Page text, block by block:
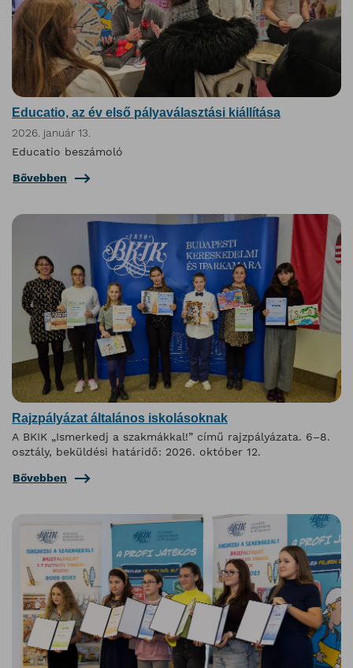
Educatio, az év első pályaválasztási kiállítása
2026. január 13.
Educatio beszámoló
Bővebben
Rajzpályázat általános iskolásoknak
A BKIK „Ismerkedj a szakmákkal!” című rajzpályázata. 6–8.
osztály, beküldési határidő: 2026. október 12.
Bővebben